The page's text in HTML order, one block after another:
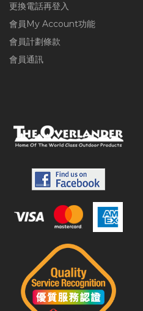
更換電話再登入
會員My Account功能
會員計劃條款
會員通訊